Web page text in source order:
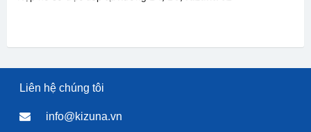
Liên hệ chúng tôi
info@kizuna.vn